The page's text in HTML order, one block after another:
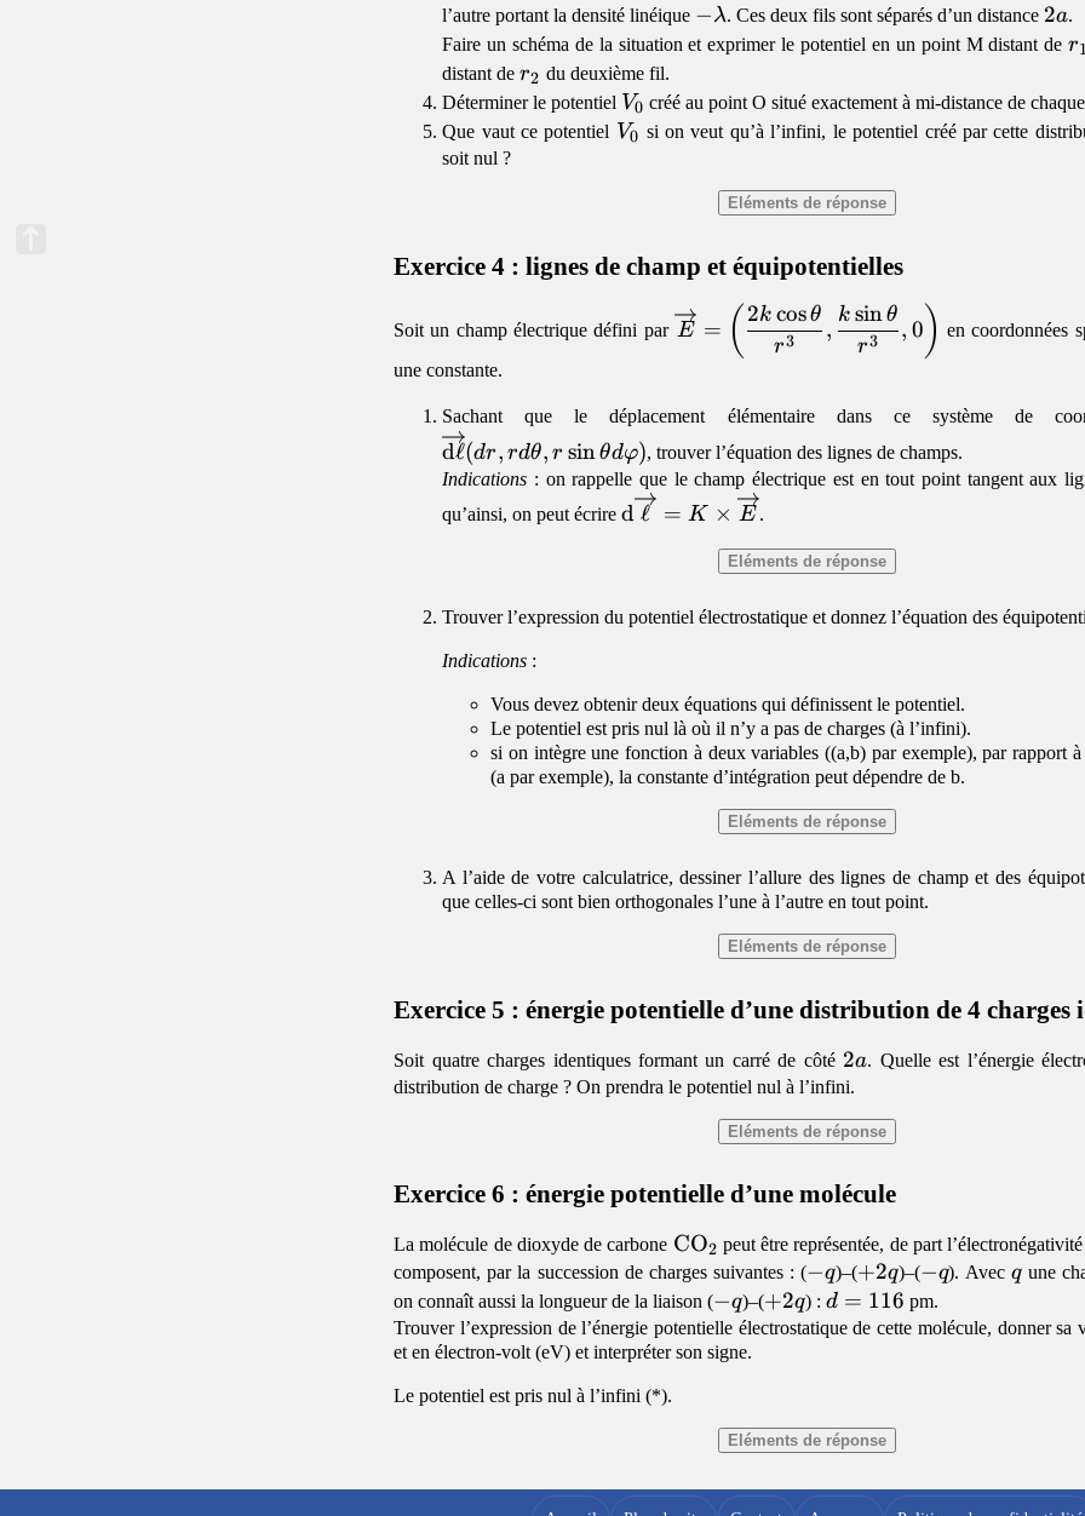
l’autre portant la densité linéique -
\lambda
−λ. Ces deux fils sont séparés d’un distance 2a
2a.
Faire un schéma de la situation et exprimer le potentiel en un point M distant der1
distant der_2
r2 du deuxième fil.
Déterminer le potentiel V_0
V0 créé au point O situé exactement à mi-distance de
Que vaut ce potentiel V_0
V0 si on veut qu’à l’infini, le potentiel créé par cette
soit nul ?
Exercice 4 : lignes de champ et équipotentielles
Soit un champ électrique défini par
\overrightarrow{E} =
\left(\dfrac{2k\cos\theta}
{r^3},0\right)
E = ( r3
2k cosθ
,
r3
k sinθ
, 0 ) en coordonnées
une constante.
Sachant que le déplacement élémentaire dans ce système de
dℓ(dr, rdθ, r sinθdφ), trouver l’équation des lignes de champs.
Indications : on rappelle que le champ électrique est en tout point tangent aux
qu’ainsi, on peut écrire\mathrm{d}\overrightarrow{\ell}=K
d ℓ = K × E .
Trouver l’expression du potentiel électrostatique et donnez l’équation des
Indications :
Vous devez obtenir deux équations qui définissent le potentiel.
Le potentiel est pris nul là où il n’y a pas de charges (à l’infini).
si on intègre une fonction à deux variables ((a,b) par exemple), par rapport à
(a par exemple), la constante d’intégration peut dépendre de b.
A l’aide de votre calculatrice, dessiner l’allure des lignes de champ et des
que celles-ci sont bien orthogonales l’une à l’autre en tout point.
Exercice 5 : énergie potentielle d’une distribution de 4 charges
Soit quatre charges identiques formant un carré de côté 2a
2a. Quelle est l’énergie
distribution de charge ? On prendra le potentiel nul à l’infini.
Exercice 6 : énergie potentielle d’une molécule
La molécule de dioxyde de carbone \mathrm{CO_2}
CO2 peut être représentée, de part
composent, par la succession de charges suivantes : (-
q
−q)–(+2q
+2q)–(-
q
−q). Avec q
qune
on connaît aussi la longueur de la liaison (-
q
−q)–(+2q
+2q) : d
=
d = 116 pm.
Trouver l’expression de l’énergie potentielle électrostatique de cette molécule, donner sa
et en électron-volt (eV) et interpréter son signe.
Le potentiel est pris nul à l’infini (*).